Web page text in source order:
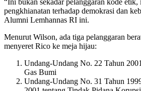
“Ini bukan sekadar pelanggaran kode etik,
pengkhianatan terhadap demokrasi dan
Alumni Lemhannas RI ini.
Menurut Wilson, ada tiga pelanggaran
menyeret Rico ke meja hijau:
Undang-Undang No. 22 Tahun
Gas Bumi
Undang-Undang No. 31 Tahun